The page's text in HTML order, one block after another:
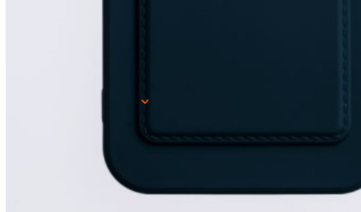
г. Краснодар, ул. Северная, 392:
г. Краснодар, ТК Медиаплаза:
Доставка по городу сегодня
Доставка по городу завтра
понедельник, 10 августа
Самовывоз ул. Северная, 394